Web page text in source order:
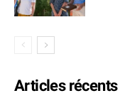
Articles récents